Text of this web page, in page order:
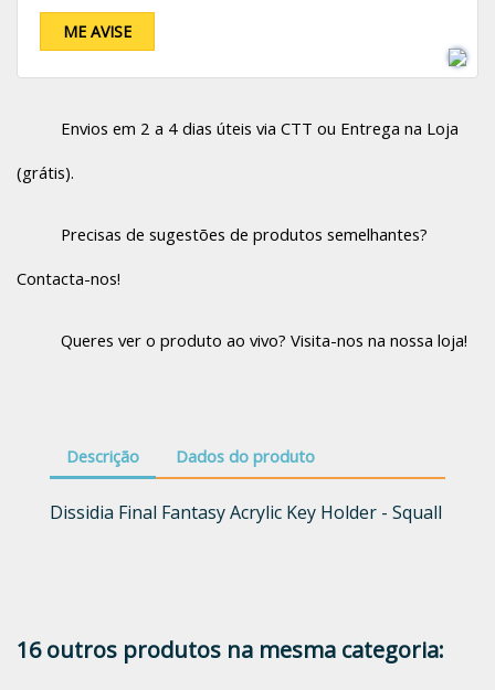
ME AVISE
Envios em 2 a 4 dias úteis via CTT ou Entrega na Loja
(grátis).
Precisas de sugestões de produtos semelhantes?
Contacta-nos!
Queres ver o produto ao vivo? Visita-nos na nossa loja!
Descrição Dados do produto
Dissidia Final Fantasy Acrylic Key Holder - Squall
16 outros produtos na mesma categoria: